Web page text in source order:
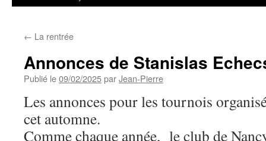
← La rentrée
Annonces de Stanislas
Publié le09/02/2025parJean-Pierre
Les annonces pour les tournois
cet automne.
Comme chaque année, le club de